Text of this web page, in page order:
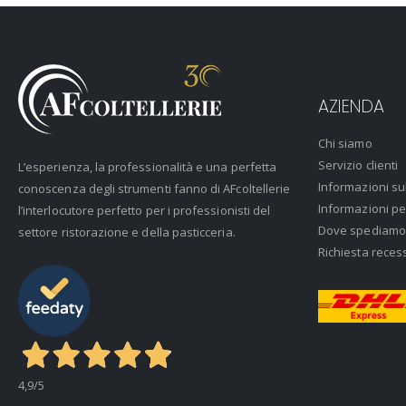
L’esperienza, la professionalità e una perfetta
conoscenza degli strumenti fanno di AFcoltellerie
l’interlocutore perfetto per i professionisti del
settore ristorazione e della pasticceria.
4,9/5
AZIENDA
Chi siamo
Servizio clienti
Informazioni
Informazioni
Dove spediamo
Richiesta